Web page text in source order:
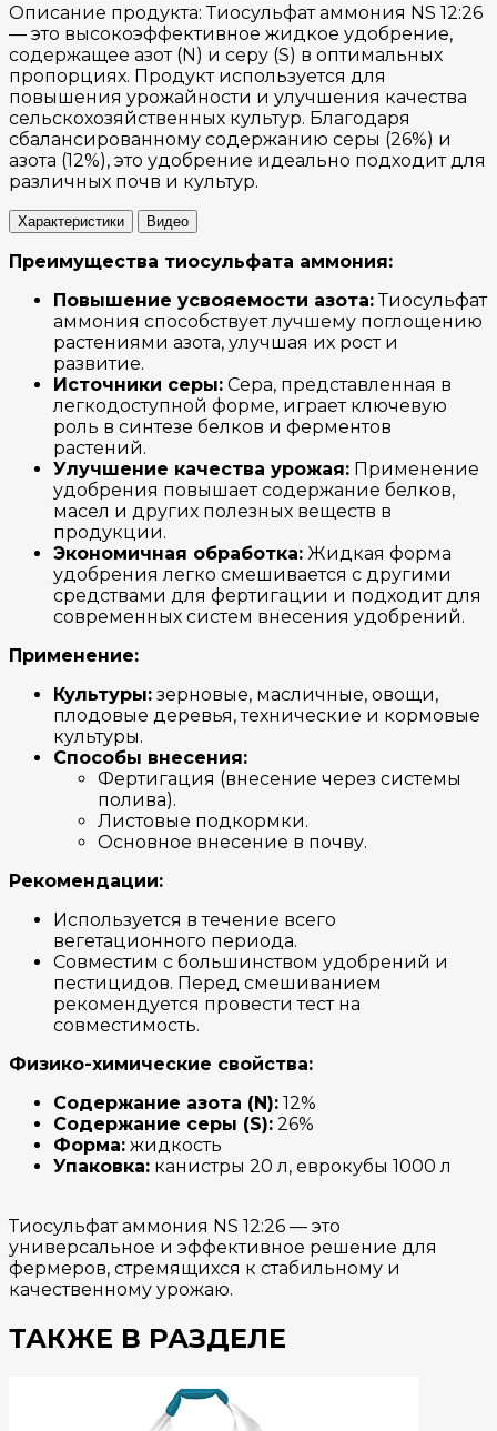
Описание продукта: Тиосульфат аммония NS 12:26
— это высокоэффективное жидкое удобрение,
содержащее азот (N) и серу (S) в оптимальных
пропорциях. Продукт используется для
повышения урожайности и улучшения качества
сельскохозяйственных культур. Благодаря
сбалансированному содержанию серы (26%) и
азота (12%), это удобрение идеально подходит для
различных почв и культур.
Характеристики Видео
Преимущества тиосульфата аммония:
Повышение усвояемости азота:Тиосульфат
аммония способствует лучшему поглощению
растениями азота, улучшая их рост и
развитие.
Источники серы: Сера, представленная в
легкодоступной форме, играет ключевую
роль в синтезе белков и ферментов
растений.
Улучшение качества урожая: Применение
удобрения повышает содержание белков,
масел и других полезных веществ в
продукции.
Экономичная обработка: Жидкая форма
удобрения легко смешивается с другими
средствами для фертигации и подходит для
современных систем внесения удобрений.
Применение:
Культуры: зерновые, масличные, овощи,
плодовые деревья, технические и кормовые
культуры.
Способы внесения:
Фертигация (внесение через системы
полива).
Листовые подкормки.
Основное внесение в почву.
Рекомендации:
Используется в течение всего
вегетационного периода.
Совместим с большинством удобрений и
пестицидов. Перед смешиванием
рекомендуется провести тест на
совместимость.
Физико-химические свойства:
Содержание азота (N): 12%
Содержание серы (S): 26%
Форма: жидкость
Упаковка: канистры 20 л, еврокубы 1000 л
Тиосульфат аммония NS 12:26 — это
универсальное и эффективное решение для
фермеров, стремящихся к стабильному и
качественному урожаю.
ТАКЖЕ В РАЗДЕЛЕ